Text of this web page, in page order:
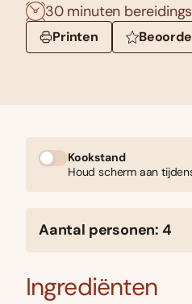
30 minuten
Printen
Kookstand
Houd scherm aan
Aantal personen: 4
Ingrediënten